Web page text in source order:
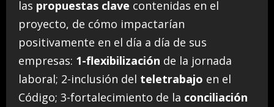
las propuestas clave contenidas en el
proyecto, de cómo impactarían
positivamente en el día a día de sus
empresas: 1-flexibilización de la jornada
laboral; 2-inclusión del teletrabajo en el
Código; 3-fortalecimiento de la conciliación